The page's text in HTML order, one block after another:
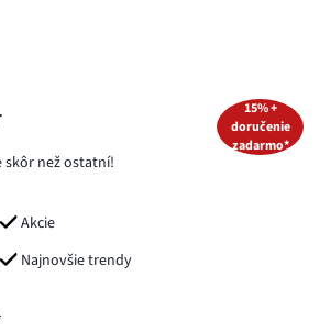
skôr než ostatní!
Akcie
Najnovšie trendy
15% +
doručenie
zadarmo*